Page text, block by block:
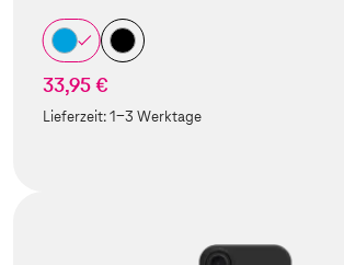
33,95 €
Lieferzeit:1-3 Werktage